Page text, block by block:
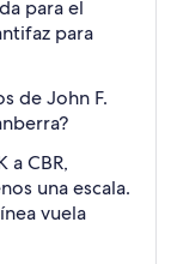
para el
para
de John F.
a CBR,
una escala.
vuela